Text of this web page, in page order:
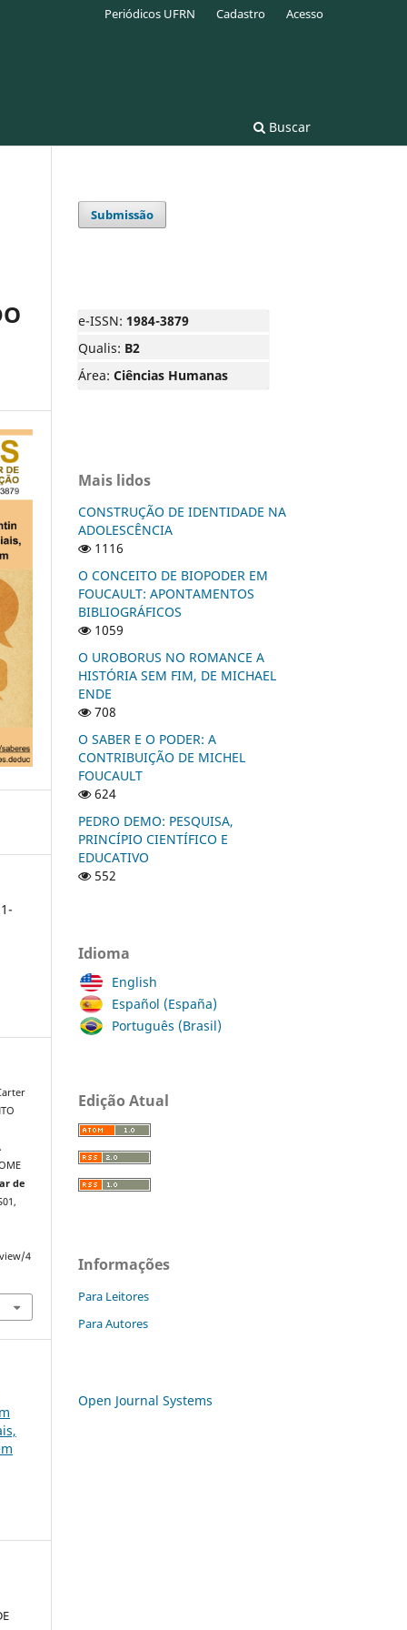
Buscar
Periódicos UFRN Cadastro Acesso
de
4
Submissão
e-ISSN: 1984-3879
Qualis: B2
Área: Ciências Humanas
Mais lidos
CONSTRUÇÃO DE IDENTIDADE NA
ADOLESCÊNCIA
1116
O CONCEITO DE BIOPODER EM
FOUCAULT: APONTAMENTOS
BIBLIOGRÁFICOS
1059
O UROBORUS NO ROMANCE A
HISTÓRIA SEM FIM, DE MICHAEL
ENDE
708
O SABER E O PODER: A
CONTRIBUIÇÃO DE MICHEL
FOUCAULT
624
PEDRO DEMO: PESQUISA,
PRINCÍPIO CIENTÍFICO E
EDUCATIVO
552
Idioma
English
Español (España)
Português (Brasil)
Edição Atual
Informações
Para Leitores
Para Autores
Open Journal Systems